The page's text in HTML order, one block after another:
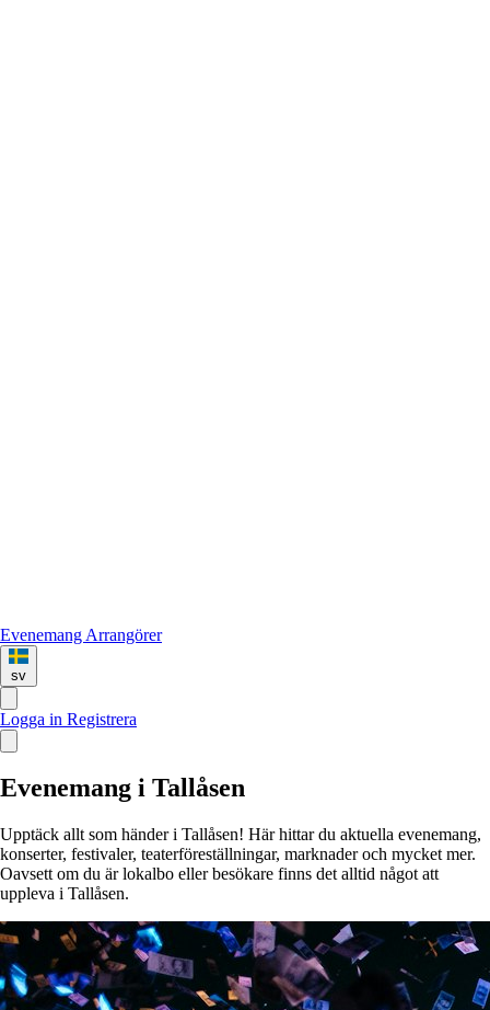
Evenemang Arrangörer
sv
Logga in Registrera
Evenemang i Tallåsen
Upptäck allt som händer i Tallåsen! Här hittar du aktuella evenemang,
konserter, festivaler, teaterföreställningar, marknader och mycket mer.
Oavsett om du är lokalbo eller besökare finns det alltid något att
uppleva i Tallåsen.